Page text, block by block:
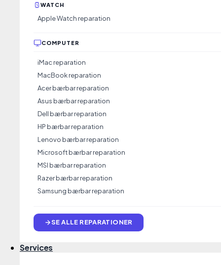
WATCH
Apple Watch reparation
COMPUTER
iMac reparation
MacBook reparation
Acer bærbar reparation
Asus bærbar reparation
Dell bærbar reparation
HP bærbar reparation
Lenovo bærbar reparation
Microsoft bærbar reparation
MSI bærbar reparation
Razer bærbar reparation
Samsung bærbar reparation
SE ALLE REPARATIONER
Services